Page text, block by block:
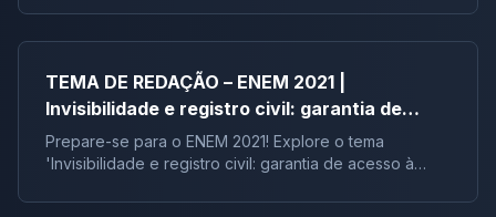
familiar e programas sociais como o Bolsa Fa
TEMA DE REDAÇÃO – ENEM 2021 |
Invisibilidade e registro civil: garantia de
acesso à cidadania no Brasil
Prepare-se para o ENEM 2021! Explore o tema
'Invisibilidade e registro civil: garantia de acesso à
inspire-se com um exemplo de redação e aprofunde